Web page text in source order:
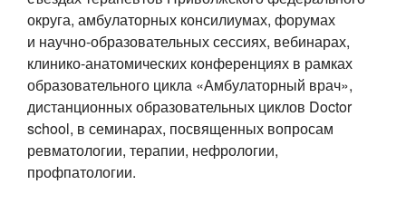
округа, амбулаторных консилиумах, форумах
и научно-образовательныхсессиях, вебинарах,
клинико-анатомических конференциях в рамках
образовательного цикла «Амбулаторный врач»,
дистанционных образовательных циклов Doctor
school, в семинарах, посвященных вопросам
ревматологии, терапии, нефрологии,
профпатологии.